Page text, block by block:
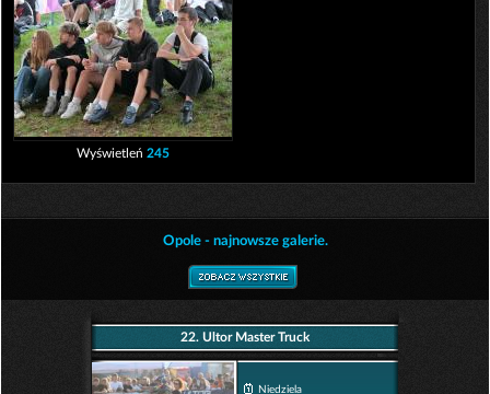
Wyświetleń 245
Opole - najnowsze galerie.
22. Ultor Master Truck
Niedziela